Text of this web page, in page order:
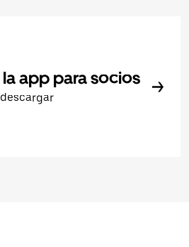
app para socios